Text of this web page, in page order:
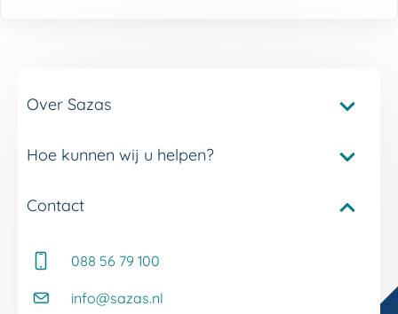
Over Sazas
Pakketvergelijker Sazas
Onze verzuimdiensten
Onze klantverhalen
Werken bij Sazas
Hoe kunnen wij u helpen?
Service en contact
Whitepapers
Kennisbank
Contact
088 56 79 100
info@sazas.nl